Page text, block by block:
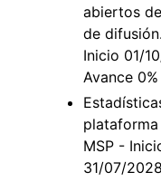
abiertos
de
Inicio 01/
Avance 0%
plataforma
MSP -
31/07/